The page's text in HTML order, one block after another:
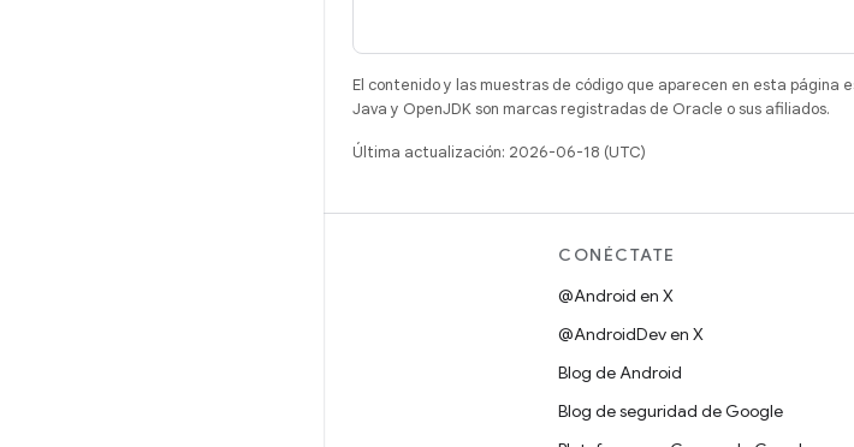
El contenido y las muestras de código que aparecen en esta página
Java y OpenJDK son marcas registradas de Oracle o sus afiliados.
Última actualización: 2026-06-18 (UTC)
CONÉCTATE
@Android en X
@AndroidDev en X
Blog de Android
Blog de seguridad de Google